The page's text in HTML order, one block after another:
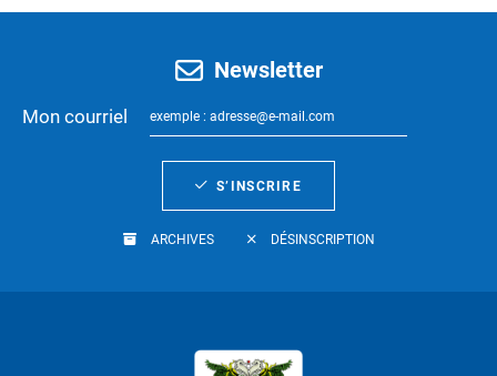
Newsletter
Mon courriel
S’INSCRIRE
ARCHIVES DÉSINSCRIPTION